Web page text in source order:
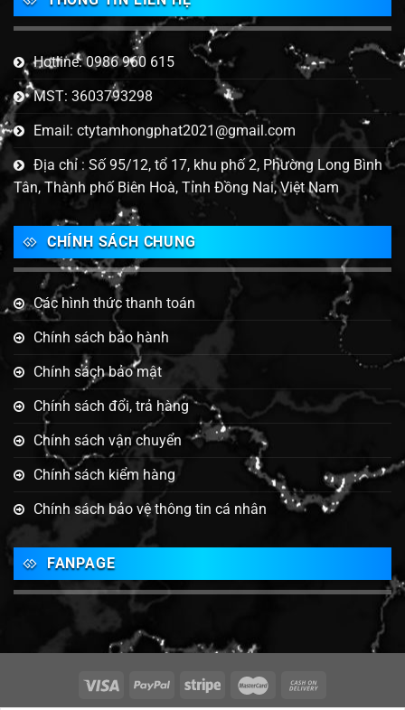
Hotline: 0986 960 615
MST: 3603793298
Email: ctytamhongphat2021@gmail.com
Địa chỉ : Số 95/12, tổ 17, khu phố 2, Phường Long Bình
Tân, Thành phố Biên Hoà, Tỉnh Đồng Nai, Việt Nam
CHÍNH SÁCH CHUNG
Các hình thức thanh toán
Chính sách bảo hành
Chính sách bảo mật
Chính sách đổi, trả hàng
Chính sách vận chuyển
Chính sách kiểm hàng
Chính sách bảo vệ thông tin cá nhân
FANPAGE